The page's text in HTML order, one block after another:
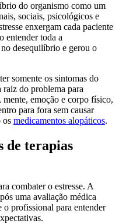
do organismo como um
sociais, psicológicos e
enxergam cada paciente
entender toda a
desequilíbrio e gerou o
somente os sintomas do
raiz do problema para
emoção e corpo físico,
para fora sem causar
os medicamentos alopáticos.
de terapias
combater o estresse. A
uma avaliação médica
o profissional para entender